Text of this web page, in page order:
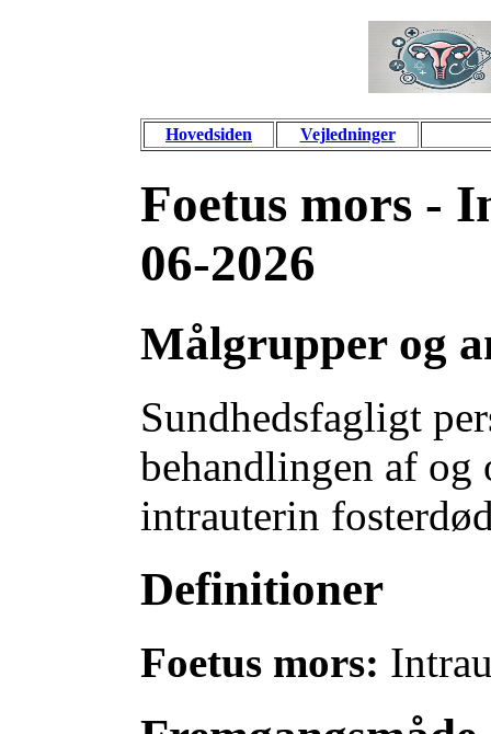
Hovedsiden Vejledninger
Foetus mors -
06-2026
Målgrupper og
Sundhedsfagligt
behandlingen af og
intrauterin
Definitioner
Foetus mors: